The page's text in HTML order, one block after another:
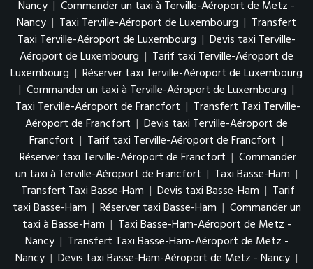
Nancy | Commander un taxi à Terville-Aéroport de Metz -
Nancy | Taxi Terville-Aéroport de Luxembourg | Transfert
Taxi Terville-Aéroport de Luxembourg | Devis taxi Terville-
Aéroport de Luxembourg | Tarif taxi Terville-Aéroport de
Luxembourg | Réserver taxi Terville-Aéroport de Luxembourg
| Commander un taxi à Terville-Aéroport de Luxembourg |
Taxi Terville-Aéroport de Francfort | Transfert Taxi Terville-
Aéroport de Francfort | Devis taxi Terville-Aéroport de
Francfort | Tarif taxi Terville-Aéroport de Francfort |
Réserver taxi Terville-Aéroport de Francfort | Commander
un taxi à Terville-Aéroport de Francfort | Taxi Basse-Ham |
Transfert Taxi Basse-Ham | Devis taxi Basse-Ham | Tarif
taxi Basse-Ham | Réserver taxi Basse-Ham | Commander un
taxi à Basse-Ham | Taxi Basse-Ham-Aéroport de Metz -
Nancy | Transfert Taxi Basse-Ham-Aéroport de Metz -
Nancy | Devis taxi Basse-Ham-Aéroport de Metz - Nancy |